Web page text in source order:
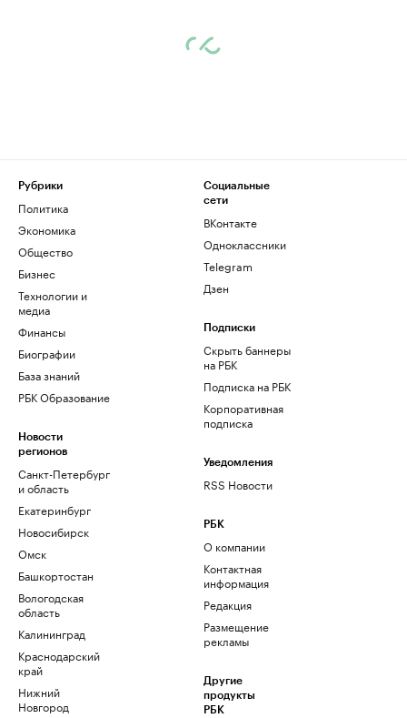
Рубрики
Политика
Экономика
Общество
Бизнес
Технологии и
медиа
Финансы
Биографии
База знаний
РБК Образование
Новости
регионов
Санкт-Петербург
и область
Екатеринбург
Новосибирск
Омск
Башкортостан
Вологодская
область
Калининград
Краснодарский
край
Нижний
Новгород
Социальные
сети
ВКонтакте
Одноклассники
Telegram
Дзен
Подписки
Скрыть баннеры
на РБК
Подписка на РБК
Корпоративная
подписка
Уведомления
RSS Новости
РБК
О компании
Контактная
информация
Редакция
Размещение
рекламы
Другие
продукты
РБК